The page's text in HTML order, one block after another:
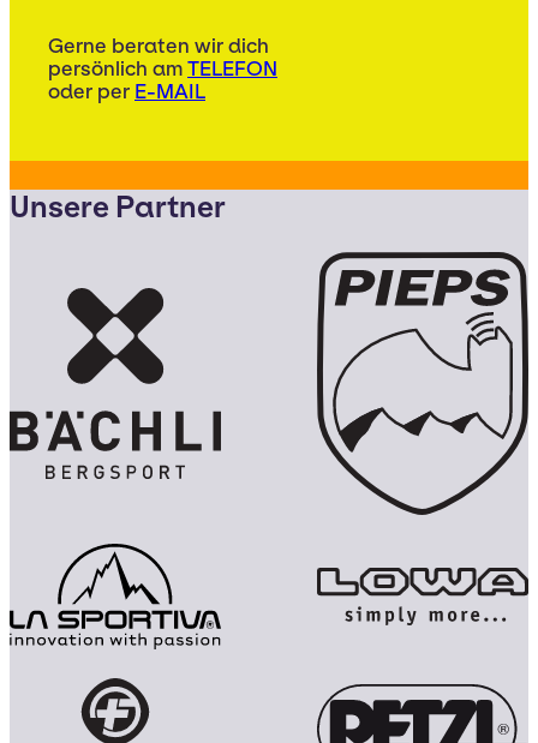
Gerne beraten wir dich
persönlich am TELEFON
oder per E-MAIL
Unsere Partner